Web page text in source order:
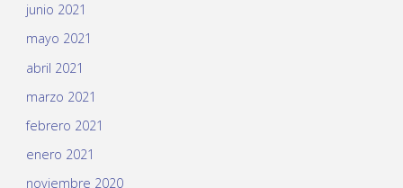
junio 2021
mayo 2021
abril 2021
marzo 2021
febrero 2021
enero 2021
noviembre 2020